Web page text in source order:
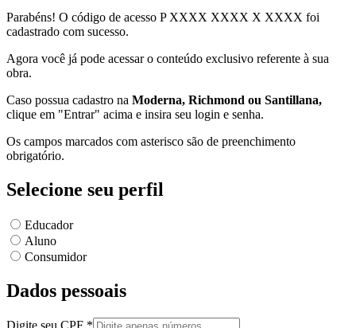
Parabéns! O código de acesso P XXXX XXXX X XXXX foi
cadastrado com sucesso.
Agora você já pode acessar o conteúdo exclusivo referente à sua
obra.
Caso possua cadastro na Moderna, Richmond ou Santillana,
clique em "Entrar" acima e insira seu login e senha.
Os campos marcados com asterisco são de preenchimento
obrigatório.
Selecione seu perfil
Educador
Aluno
Consumidor
Dados pessoais
Digite seu CPF *